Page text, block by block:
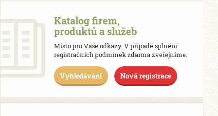
Katalog firem,
produktů a služeb
Místo pro Vaše odkazy. V případě splnění
registračních podmínek zdarma zveřejníme.
Vyhledávání Nová registrace